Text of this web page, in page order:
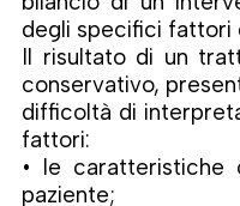
degli specifici fattori
Il risultato di un
conservativo,
difficoltà di
fattori:
• le caratteristiche
paziente;